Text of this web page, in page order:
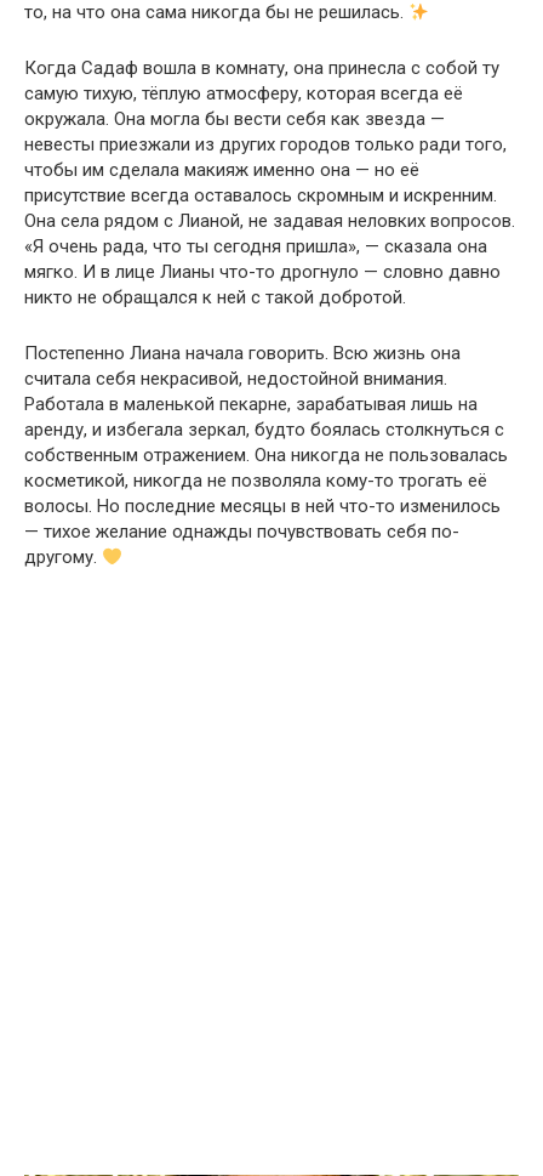
то, на что она сама никогда бы не решилась.
Когда Садаф вошла в комнату, она принесла с собой ту
самую тихую, тёплую атмосферу, которая всегда её
окружала. Она могла бы вести себя как звезда —
невесты приезжали из других городов только ради того,
чтобы им сделала макияж именно она — но её
присутствие всегда оставалось скромным и искренним.
Она села рядом с Лианой, не задавая неловких вопросов.
«Я очень рада, что ты сегодня пришла», — сказала она
мягко. И в лице Лианы что-то дрогнуло — словно давно
никто не обращался к ней с такой добротой.
Постепенно Лиана начала говорить. Всю жизнь она
считала себя некрасивой, недостойной внимания.
Работала в маленькой пекарне, зарабатывая лишь на
аренду, и избегала зеркал, будто боялась столкнуться с
собственным отражением. Она никогда не пользовалась
косметикой, никогда не позволяла кому-то трогать её
волосы. Но последние месяцы в ней что-то изменилось
— тихое желание однажды почувствовать себя по-
другому.